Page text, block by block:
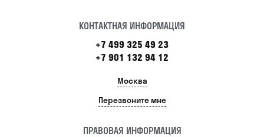
КОНТАКТНАЯ ИНФОРМАЦИЯ
+7 499 325 49 23
+7 901 132 94 12
Москва
Перезвоните мне
ПРАВОВАЯ ИНФОРМАЦИЯ